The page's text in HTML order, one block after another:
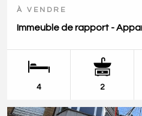
À VENDRE
Immeuble de rapport -
4 2